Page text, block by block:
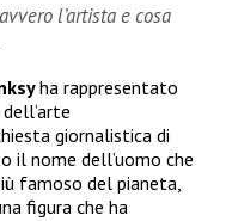
l’artista e cosa
ha rappresentato
giornalistica di
nome dell’uomo che
famoso del pianeta,
figura che ha